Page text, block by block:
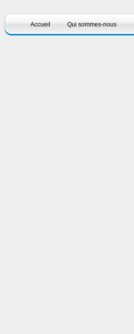
Accueil Qui sommes-nous